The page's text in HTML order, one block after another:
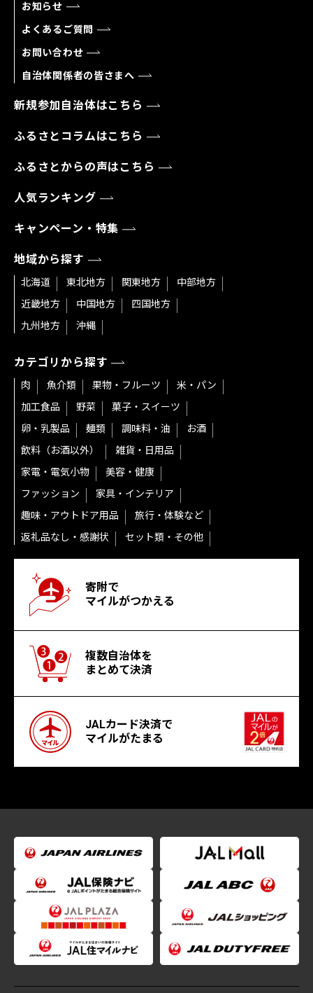
お知らせ
よくあるご質問
お問い合わせ
自治体関係者の皆さまへ
新規参加自治体はこちら
ふるさとコラムはこちら
ふるさとからの声はこちら
人気ランキング
キャンペーン・特集
地域から探す
北海道 東北地方 関東地方
中部地方
近畿地方
中国地方
四国地方
九州地方
沖縄
カテゴリから探す
肉 魚介類 果物・フルーツ
米・パン
加工食品
野菜
菓子・スイーツ
卵・乳製品
麺類 調味料・油
お酒
飲料（お酒以外）
雑貨・日用品
家電・電気小物
美容・健康
ファッション
家具・インテリア
趣味・アウトドア用品
旅行・体験など
返礼品なし・感謝状
セット類・その他
寄附で
マイルがつかえる
複数自治体を
まとめて決済
JALカード決済で
マイルがたまる